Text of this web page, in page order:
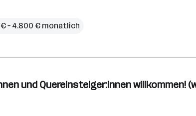
– 4.800 € monatlich
und Quereinsteiger:innen willkommen!